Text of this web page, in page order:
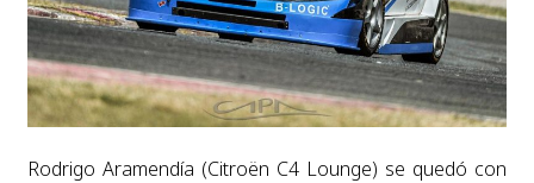
Rodrigo Aramendía (Citroën C4 Lounge) se quedó con